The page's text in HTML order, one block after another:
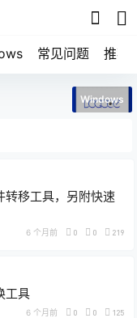
常见问题 推荐
Windows
移工具，另附快速
6 个月前 0 0 219
工具
6 个月前 0 0 125